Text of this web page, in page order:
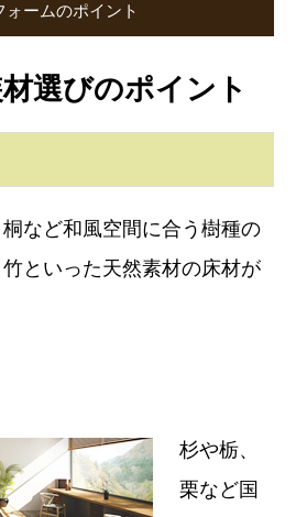
ームのポイント
選びのポイント
など和風空間に合う樹種の
といった天然素材の床材が
杉や栃、
栗など国